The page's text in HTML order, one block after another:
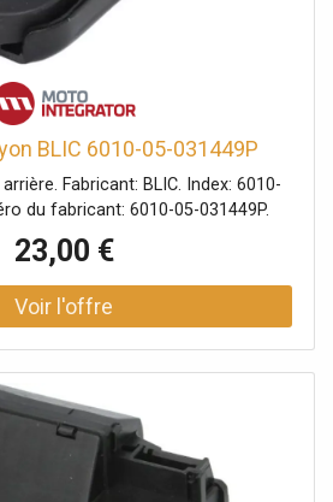
BLIC 6010-05-031449P
Fabricant: BLIC. Index: 6010-
du fabricant: 6010-05-031449P.
23,00 €